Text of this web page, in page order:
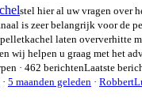
stel hier al uw vragen over
is zeer belangrijk voor de
laten oververhitte
wij helpen u graag met het
· 462 berichtenLaatste
· 5 maanden geleden ·